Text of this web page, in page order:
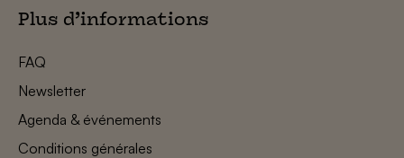
Plus d’informations
FAQ
Newsletter
Agenda & événements
Conditions générales